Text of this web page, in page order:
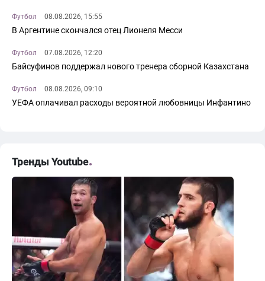
Футбол 08.08.2026, 15:55
В Аргентине скончался отец Лионеля Месси
Футбол 07.08.2026, 12:20
Байсуфинов поддержал нового тренера сборной Казахстана
Футбол 08.08.2026, 09:10
УЕФА оплачивал расходы вероятной любовницы Инфантино
Тренды Youtube